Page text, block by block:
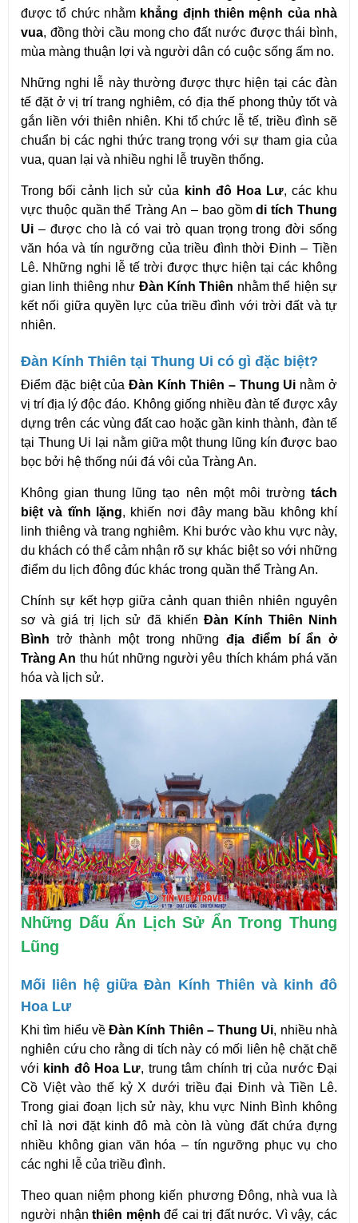
được tổ chức nhằm khẳng định thiên mệnh của nhà
vua, đồng thời cầu mong cho đất nước được thái bình,
mùa màng thuận lợi và người dân có cuộc sống ấm no.
Những nghi lễ này thường được thực hiện tại các đàn
tế đặt ở vị trí trang nghiêm, có địa thế phong thủy tốt và
gắn liền với thiên nhiên. Khi tổ chức lễ tế, triều đình sẽ
chuẩn bị các nghi thức trang trọng với sự tham gia của
vua, quan lại và nhiều nghi lễ truyền thống.
Trong bối cảnh lịch sử của kinh đô Hoa Lư, các khu
vực thuộc quần thể Tràng An – bao gồm di tích Thung
Ui – được cho là có vai trò quan trọng trong đời sống
văn hóa và tín ngưỡng của triều đình thời Đinh – Tiền
Lê. Những nghi lễ tế trời được thực hiện tại các không
gian linh thiêng như Đàn Kính Thiên nhằm thể hiện sự
kết nối giữa quyền lực của triều đình với trời đất và tự
nhiên.
Đàn Kính Thiên tại Thung Ui có gì đặc biệt?
Điểm đặc biệt của Đàn Kính Thiên – Thung Ui nằm ở
vị trí địa lý độc đáo. Không giống nhiều đàn tế được xây
dựng trên các vùng đất cao hoặc gần kinh thành, đàn tế
tại Thung Ui lại nằm giữa một thung lũng kín được bao
bọc bởi hệ thống núi đá vôi của Tràng An.
Không gian thung lũng tạo nên một môi trường tách
biệt và tĩnh lặng, khiến nơi đây mang bầu không khí
linh thiêng và trang nghiêm. Khi bước vào khu vực này,
du khách có thể cảm nhận rõ sự khác biệt so với những
điểm du lịch đông đúc khác trong quần thể Tràng An.
Chính sự kết hợp giữa cảnh quan thiên nhiên nguyên
sơ và giá trị lịch sử đã khiến Đàn Kính Thiên Ninh
Bình trở thành một trong những địa điểm bí ẩn ở
Tràng An thu hút những người yêu thích khám phá văn
hóa và lịch sử.
Những Dấu Ấn Lịch Sử Ẩn Trong Thung
Lũng
Mối liên hệ giữa Đàn Kính Thiên và kinh đô
Hoa Lư
Khi tìm hiểu về Đàn Kính Thiên – Thung Ui, nhiều nhà
nghiên cứu cho rằng di tích này có mối liên hệ chặt chẽ
với kinh đô Hoa Lư, trung tâm chính trị của nước Đại
Cồ Việt vào thế kỷ X dưới triều đại Đinh và Tiền Lê.
Trong giai đoạn lịch sử này, khu vực Ninh Bình không
chỉ là nơi đặt kinh đô mà còn là vùng đất chứa đựng
nhiều không gian văn hóa – tín ngưỡng phục vụ cho
các nghi lễ của triều đình.
Theo quan niệm phong kiến phương Đông, nhà vua là
người nhận thiên mệnh để cai trị đất nước. Vì vậy, các